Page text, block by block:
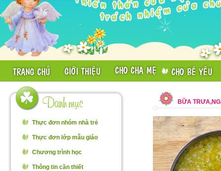
Thực đơn nhóm nhà trẻ
Thực đơn lớp mẫu giáo
Chương trình học
Thông tin cần thiết
BỮA